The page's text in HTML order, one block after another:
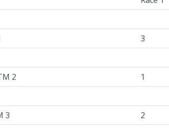
3
2 1
3 2